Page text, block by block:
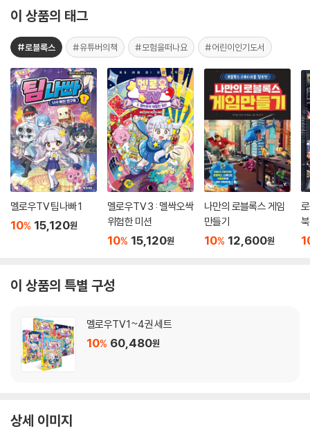
이 상품의 태그
#로블록스 #유튜버의책 #모험을떠나요 #어린이인기도서
멜로우TV 팀나빠 1
10% 15,120원
멜로우TV 3 : 멜싹오싹
위험한 미션
10% 15,120원
나만의 로블록스 게임
만들기
10% 12,600원
이 상품의 특별 구성
멜로우TV 1~4권 세트
10% 60,480원
상세 이미지